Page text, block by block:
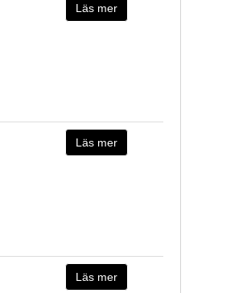
Läs mer
Läs mer
Läs mer